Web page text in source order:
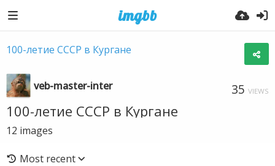
100-летие СССР в Кургане
veb-master-inter 35 VIEWS
100-летие СССР в Кургане
12 images
Most recent